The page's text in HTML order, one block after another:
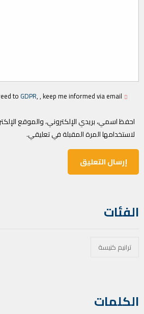
toGDPR, , keep me informed via email.
احفظ اسمي، بريدي الإلكتروني، والموقع
لاستخدامها المرة المقبلة في تعليقي.
الفئات
ترانيم كنيسة
الكلمات